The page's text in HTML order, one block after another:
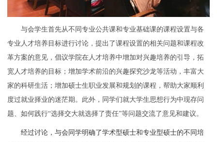
与会学生首先从不同专业公共课和专业基础课的课程设置与各
专业人才培养目标进行讨论，提出了课程设置的相关问题和课程改
革方案的意见，倡议学院在人才培养中增加对兴趣培养的引导，拓
宽人才培养的目标；增加学术前沿的兴趣探究沙龙等活动，丰富大
家的科研生活；增加硕士生职业发展和规划的课程，帮助大家顺利
度过就业择业的迷茫期。此外，同学们就大学生思想行为中现存问
题、如何践行“选择交大就选择了责任”等问题交流了意见和建议。
经过讨论，与会同学明确了学术型硕士和专业型硕士的不同培